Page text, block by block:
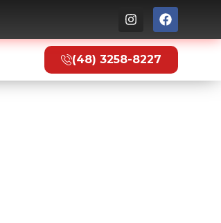
(48) 3258-8227